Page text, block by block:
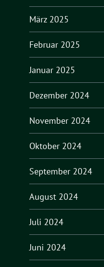
März 2025
Februar 2025
Januar 2025
Dezember 2024
November 2024
Oktober 2024
September 2024
August 2024
Juli 2024
Juni 2024